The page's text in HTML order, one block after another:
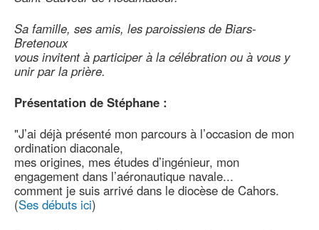
Sa famille, ses amis, les paroissiens de Biars-
Bretenoux
vous invitent à participer à la célébration ou à vous y
unir par la prière.
Présentation de Stéphane :
"J’ai déjà présenté mon parcours à l’occasion de mon
ordination diaconale,
mes origines, mes études d’ingénieur, mon
engagement dans l’aéronautique navale...
comment je suis arrivé dans le diocèse de Cahors.
(Ses débuts ici)